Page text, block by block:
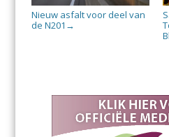
Nieuw asfalt voor deel van
de N201 →